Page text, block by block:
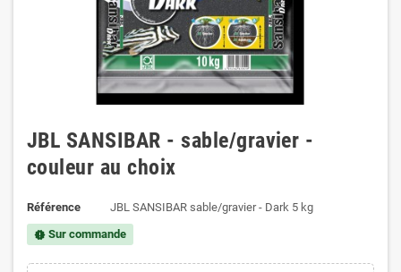
JBL SANSIBAR - sable/gravier -
couleur au choix
Référence JBL SANSIBAR sable/gravier - Dark 5 kg
new_releases Sur commande